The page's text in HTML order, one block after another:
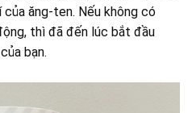
ăng-ten. Nếu không có
thì đã đến lúc bắt đầu
bạn.